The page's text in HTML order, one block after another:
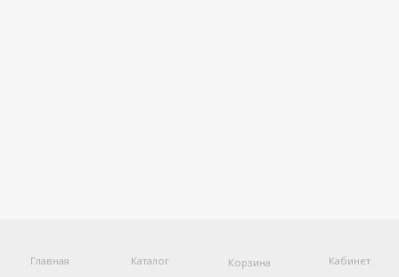
Главная Каталог Корзина Кабинет